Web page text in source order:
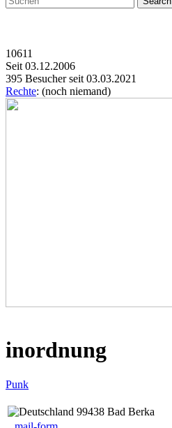
10611
Seit 03.12.2006
395 Besucher seit 03.03.2021
Rechte: (noch niemand)
inordnung
Punk
99438 Bad Berka